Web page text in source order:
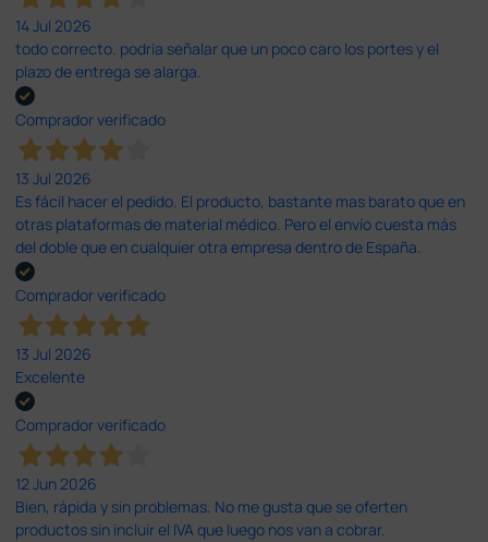
14 Jul 2026
todo correcto. podria señalar que un poco caro los portes y el
plazo de entrega se alarga.
Comprador verificado
13 Jul 2026
Es fácil hacer el pedido. El producto, bastante mas barato que en
otras plataformas de material médico. Pero el envío cuesta más
del doble que en cualquier otra empresa dentro de España.
Comprador verificado
13 Jul 2026
Excelente
Comprador verificado
12 Jun 2026
Bien, rápida y sin problemas. No me gusta que se oferten
productos sin incluir el IVA que luego nos van a cobrar.